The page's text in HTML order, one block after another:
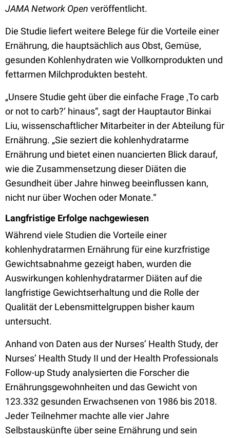
JAMA Network Open veröffentlicht.
Die Studie liefert weitere Belege für die Vorteile einer
Ernährung, die hauptsächlich aus Obst, Gemüse,
gesunden Kohlenhydraten wie Vollkornprodukten und
fettarmen Milchprodukten besteht.
„Unsere Studie geht über die einfache Frage ‚To carb
or not to carb?‘ hinaus“, sagt der Hauptautor Binkai
Liu, wissenschaftlicher Mitarbeiter in der Abteilung für
Ernährung. „Sie seziert die kohlenhydratarme
Ernährung und bietet einen nuancierten Blick darauf,
wie die Zusammensetzung dieser Diäten die
Gesundheit über Jahre hinweg beeinflussen kann,
nicht nur über Wochen oder Monate.“
Langfristige Erfolge nachgewiesen
Während viele Studien die Vorteile einer
kohlenhydratarmen Ernährung für eine kurzfristige
Gewichtsabnahme gezeigt haben, wurden die
Auswirkungen kohlenhydratarmer Diäten auf die
langfristige Gewichtserhaltung und die Rolle der
Qualität der Lebensmittelgruppen bisher kaum
untersucht.
Anhand von Daten aus der Nurses’ Health Study, der
Nurses’ Health Study II und der Health Professionals
Follow-up Study analysierten die Forscher die
Ernährungsgewohnheiten und das Gewicht von
123.332 gesunden Erwachsenen von 1986 bis 2018.
Jeder Teilnehmer machte alle vier Jahre
Selbstauskünfte über seine Ernährung und sein